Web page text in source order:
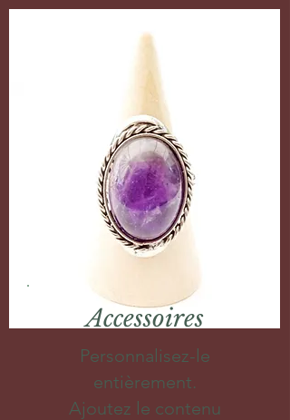
Accessoires
Personnalisez-le
entièrement.
Ajoutez le contenu